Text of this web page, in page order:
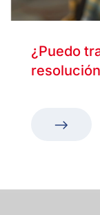
¿Puedo